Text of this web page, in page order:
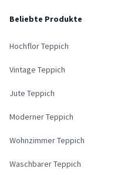
Beliebte Produkte
Hochflor Teppich
Vintage Teppich
Jute Teppich
Moderner Teppich
Wohnzimmer Teppich
Waschbarer Teppich